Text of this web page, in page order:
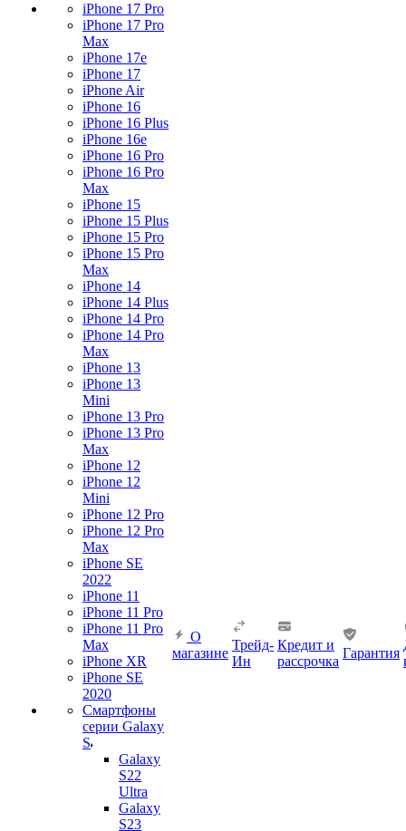
iPhone 17 Pro
iPhone 17 Pro
Max
iPhone 17e
iPhone 17
iPhone Air
iPhone 16
iPhone 16 Plus
iPhone 16e
iPhone 16 Pro
iPhone 16 Pro
Max
iPhone 15
iPhone 15 Plus
iPhone 15 Pro
iPhone 15 Pro
Max
iPhone 14
iPhone 14 Plus
iPhone 14 Pro
iPhone 14 Pro
Max
iPhone 13
iPhone 13
Mini
iPhone 13 Pro
iPhone 13 Pro
Max
iPhone 12
iPhone 12
Mini
iPhone 12 Pro
iPhone 12 Pro
Max
iPhone SE
2022
iPhone 11
iPhone 11 Pro
iPhone 11 Pro
Max
iPhone XR
iPhone SE
2020
Смартфоны
серии Galaxy
S
Galaxy
S22
Ultra
Galaxy
S23
О
магазине
Трейд-
Ин
Кредит и
рассрочка
Гарантия